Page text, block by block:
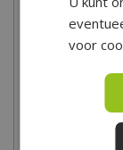
Vanaf het
parasols,
sfeervol voor
voor